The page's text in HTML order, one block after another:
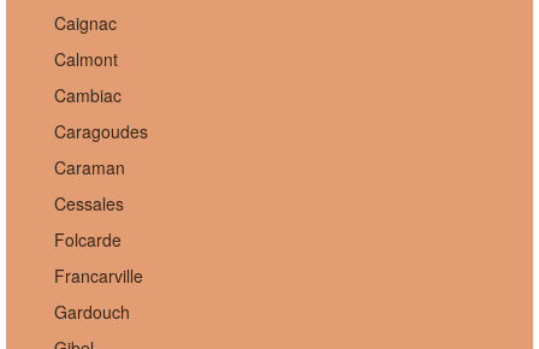
Caignac
Calmont
Cambiac
Caragoudes
Caraman
Cessales
Folcarde
Francarville
Gardouch